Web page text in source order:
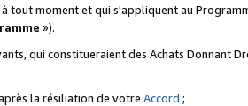
tout moment et qui s'appliquent au
»).
qui constitueraient des Achats Donnant
la résiliation de votre Accord ;